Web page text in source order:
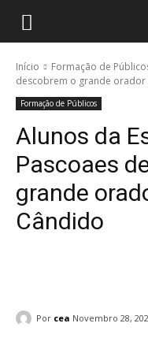
Início Formação de
descobrem o grande
Formação de Públicos
Alunos da
Pascoaes
grande
Cândido
Por cea Novembro 28,